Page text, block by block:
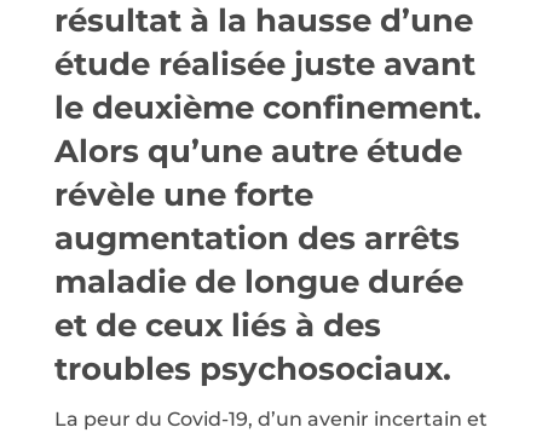
résultat à la hausse d’une
étude réalisée juste avant
le deuxième confinement.
Alors qu’une autre étude
révèle une forte
augmentation des arrêts
maladie de longue durée
et de ceux liés à des
troubles psychosociaux.
La peur du Covid-19, d’un avenir incertain et